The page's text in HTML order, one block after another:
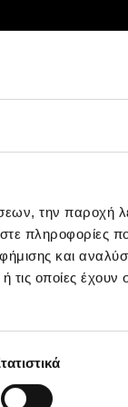
την παροχή
πληροφορίες
και
οποίες έχουν
Ηλέκτρα |